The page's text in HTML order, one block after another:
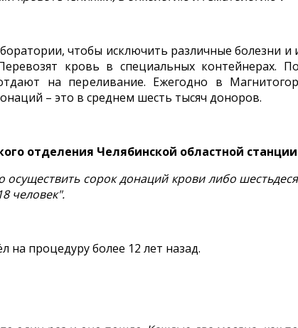
чтобы исключить различные болезни
кровь в специальных
на переливание. Ежегодно в
– это в среднем шесть тысяч доноров.
отделения Челябинской областной
сорок донаций крови либо
человек".
процедуру более 12 лет назад.